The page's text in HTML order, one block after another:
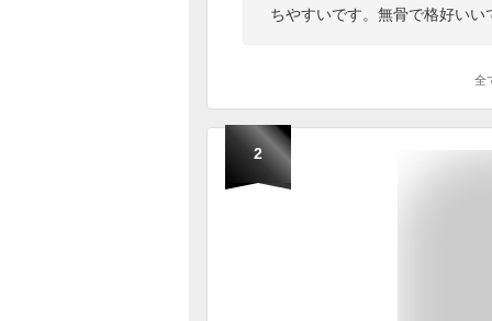
ちやすいです。無骨で格好いい
全
2